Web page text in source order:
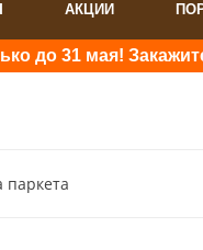
АКЦИИ
мая! Закажите
паркета